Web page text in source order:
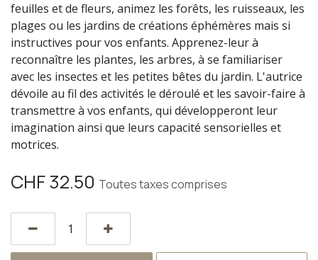
feuilles et de fleurs, animez les forêts, les ruisseaux, les
plages ou les jardins de créations éphémères mais si
instructives pour vos enfants. Apprenez-leur à
reconnaître les plantes, les arbres, à se familiariser
avec les insectes et les petites bêtes du jardin. L'autrice
dévoile au fil des activités le déroulé et les savoir-faire à
transmettre à vos enfants, qui développeront leur
imagination ainsi que leurs capacité sensorielles et
motrices.
CHF32.50 Toutes taxes comprises